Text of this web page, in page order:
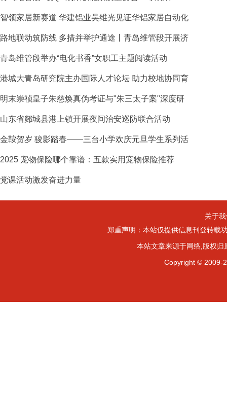
智领家居新赛道 华建铝业吴维光见证华铝家居自动化
路地联动筑防线 多措并举护通途丨青岛维管段开展济
青岛维管段举办“电化书香”女职工主题阅读活动
港城大青岛研究院主办国际人才论坛 助力校地协同育
明末崇祯皇子朱慈焕真伪考证与"朱三太子案"深度研
山东省郯城县港上镇开展夜间治安巡防联合活动
金鞍贺岁 骏影踏春——三台小学欢庆元旦学生系列活
2025 宠物保险哪个靠谱：五款实用宠物保险推荐
党课活动激发奋进力量
关于
郑重声明：本站仅提供信息刊登转载
本站文章来源于网络,版权
Copyright © 2009-